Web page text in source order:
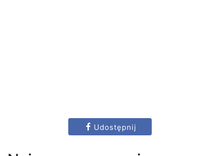
Udostępnij